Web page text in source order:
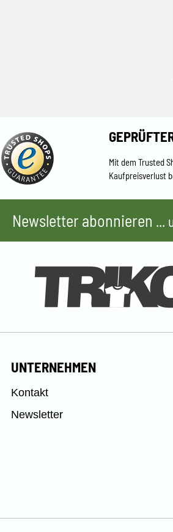
Mit dem Trusted
Kaufpreisverlust
Newsletter abonnieren ...
UNTERNEHMEN
Kontakt
Newsletter